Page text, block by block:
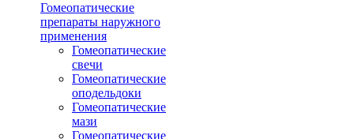
Гомеопатические
препараты наружного
применения
Гомеопатические
свечи
Гомеопатические
оподельдоки
Гомеопатические
мази
Гомеопатические